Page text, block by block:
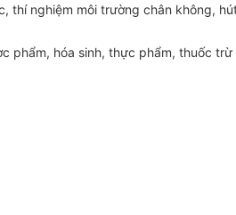
nghiệm môi trường chân không,
phẩm, hóa sinh, thực phẩm, thuốc